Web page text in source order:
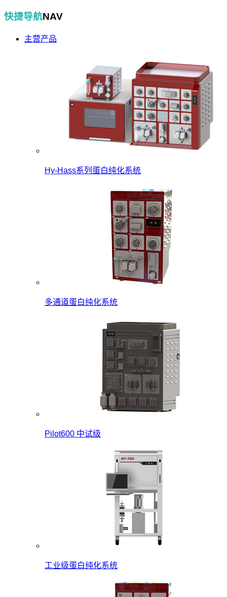
快捷导航NAV
主营产品
Hy-Hass系列蛋白纯化系统
多通道蛋白纯化系统
Pilot600 中试级
工业级蛋白纯化系统